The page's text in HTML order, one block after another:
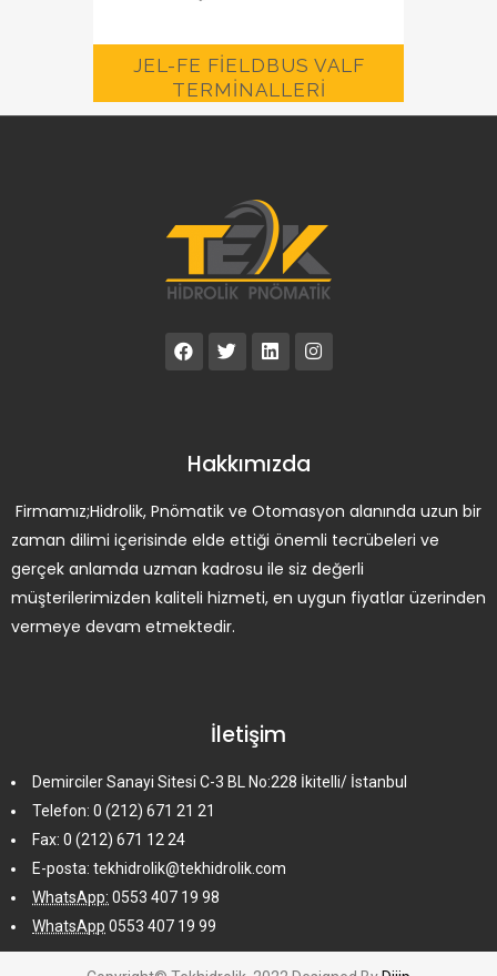
JEL-FE FİELDBUS VALF
TERMİNALLERİ
Hakkımızda
Firmamız;Hidrolik, Pnömatik ve Otomasyon alanında uzun bir
zaman dilimi içerisinde elde ettiği önemli tecrübeleri ve
gerçek anlamda uzman kadrosu ile siz değerli
müşterilerimizden kaliteli hizmeti, en uygun fiyatlar üzerinden
vermeye devam etmektedir.
İletişim
Demirciler Sanayi Sitesi C-3 BL No:228 İkitelli/ İstanbul
Telefon: 0 (212) 671 21 21
Fax: 0 (212) 671 12 24
E-posta: tekhidrolik@tekhidrolik.com
WhatsApp: 0553 407 19 98
WhatsApp 0553 407 19 99